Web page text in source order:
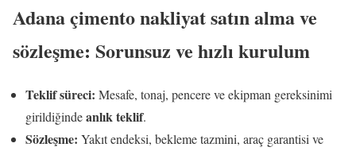
Adana çimento nakliyat satın alma ve
sözleşme: Sorunsuz ve hızlı kurulum
Teklif süreci: Mesafe, tonaj, pencere ve ekipman gereksinimi
girildiğindeanlık teklif.
Sözleşme: Yakıt endeksi, bekleme tazmini, araç garantisi ve